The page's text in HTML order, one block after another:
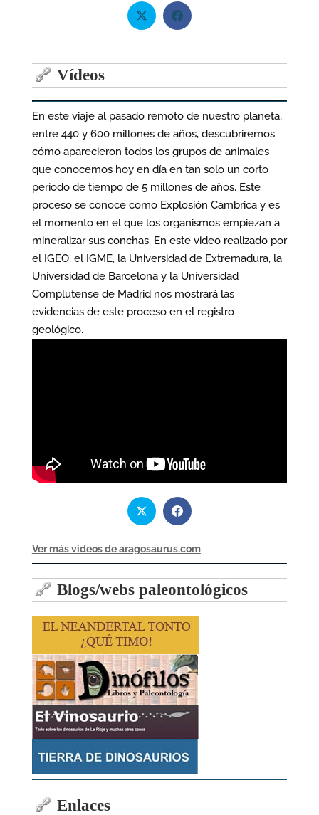
Vídeos
En este viaje al pasado remoto de nuestro planeta,
entre 440 y 600 millones de años, descubriremos
cómo aparecieron todos los grupos de animales
que conocemos hoy en día en tan solo un corto
periodo de tiempo de 5 millones de años. Este
proceso se conoce como Explosión Cámbrica y es
el momento en el que los organismos empiezan a
mineralizar sus conchas. En este video realizado por
el IGEO, el IGME, la Universidad de Extremadura, la
Universidad de Barcelona y la Universidad
Complutense de Madrid nos mostrará las
evidencias de este proceso en el registro
geológico.
Ver más videos de aragosaurus.com
Blogs/webs paleontológicos
Enlaces